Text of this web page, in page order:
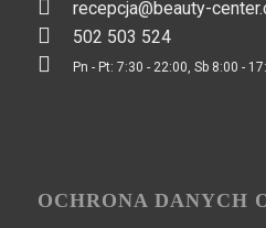
recepcja@beauty-
502 503 524
Pn - Pt: 7:30 - 22:00, Sb 8:00 -
OCHRONA DANYCH